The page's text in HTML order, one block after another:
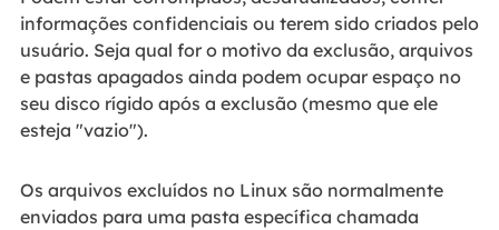
informações confidenciais ou terem sido criados pelo
usuário. Seja qual for o motivo da exclusão, arquivos
e pastas apagados ainda podem ocupar espaço no
seu disco rígido após a exclusão (mesmo que ele
esteja "vazio").
Os arquivos excluídos no Linux são normalmente
enviados para uma pasta específica chamada